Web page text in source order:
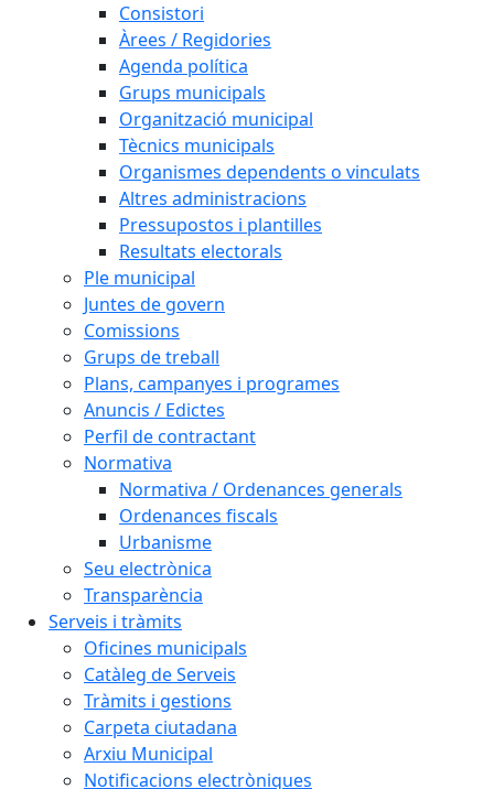
Consistori
Àrees / Regidories
Agenda política
Grups municipals
Organització municipal
Tècnics municipals
Organismes dependents o vinculats
Altres administracions
Pressupostos i plantilles
Resultats electorals
Ple municipal
Juntes de govern
Comissions
Grups de treball
Plans, campanyes i programes
Anuncis / Edictes
Perfil de contractant
Normativa
Normativa / Ordenances generals
Ordenances fiscals
Urbanisme
Seu electrònica
Transparència
Serveis i tràmits
Oficines municipals
Catàleg de Serveis
Tràmits i gestions
Carpeta ciutadana
Arxiu Municipal
Notificacions electròniques